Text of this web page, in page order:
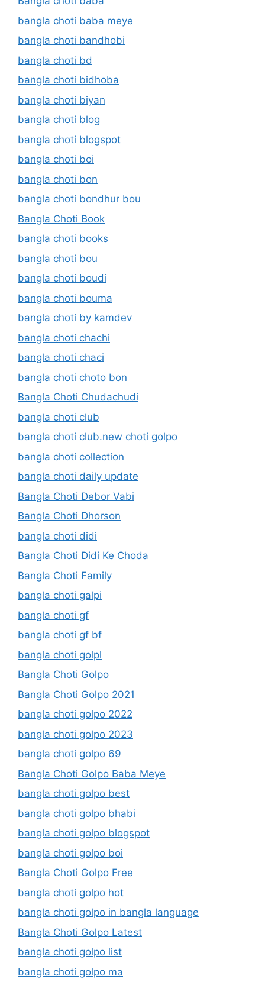
bangla choti baba meye
bangla choti bandhobi
bangla choti bd
bangla choti bidhoba
bangla choti biyan
bangla choti blog
bangla choti blogspot
bangla choti boi
bangla choti bon
bangla choti bondhur bou
Bangla Choti Book
bangla choti books
bangla choti bou
bangla choti boudi
bangla choti bouma
bangla choti by kamdev
bangla choti chachi
bangla choti chaci
bangla choti choto bon
Bangla Choti Chudachudi
bangla choti club
bangla choti club.new choti golpo
bangla choti collection
bangla choti daily update
Bangla Choti Debor Vabi
Bangla Choti Dhorson
bangla choti didi
Bangla Choti Didi Ke Choda
Bangla Choti Family
bangla choti galpi
bangla choti gf
bangla choti gf bf
bangla choti golpl
Bangla Choti Golpo
Bangla Choti Golpo 2021
bangla choti golpo 2022
bangla choti golpo 2023
bangla choti golpo 69
Bangla Choti Golpo Baba Meye
bangla choti golpo best
bangla choti golpo bhabi
bangla choti golpo blogspot
bangla choti golpo boi
Bangla Choti Golpo Free
bangla choti golpo hot
bangla choti golpo in bangla language
Bangla Choti Golpo Latest
bangla choti golpo list
bangla choti golpo ma